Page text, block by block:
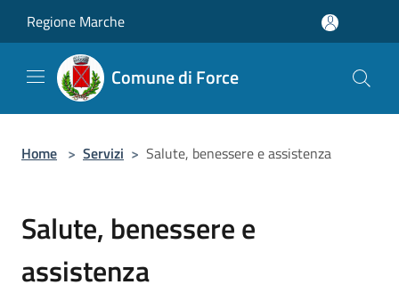
Regione Marche
Comune di Force
Home > Servizi > Salute, benessere e assistenza
Salute, benessere e
assistenza